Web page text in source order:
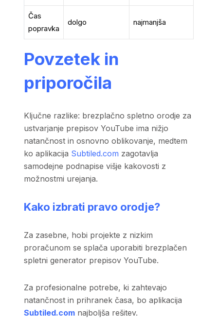
Čas
popravka
dolgo najmanjša
Povzetek in
priporočila
Ključne razlike: brezplačno spletno orodje za
ustvarjanje prepisov YouTube ima nižjo
natančnost in osnovno oblikovanje, medtem
ko aplikacija Subtiled.com zagotavlja
samodejne podnapise višje kakovosti z
možnostmi urejanja.
Kako izbrati pravo orodje?
Za zasebne, hobi projekte z nizkim
proračunom se splača uporabiti brezplačen
spletni generator prepisov YouTube.
Za profesionalne potrebe, ki zahtevajo
natančnost in prihranek časa, bo aplikacija
Subtiled.com najboljša rešitev.